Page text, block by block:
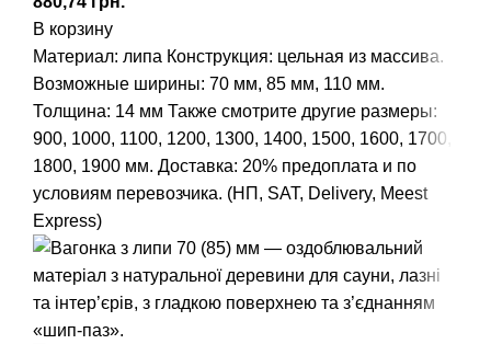
В корзину
Материал: липа Конструкция: цельная из массива.
Возможные ширины: 70 мм, 85 мм, 110 мм.
Толщина: 14 мм Также смотрите другие размеры:
900, 1000, 1100, 1200, 1300, 1400, 1500, 1600, 1700
1800, 1900 мм. Доставка: 20% предоплата и по
условиям перевозчика. (НП, SAT, Delivery, Meest
Express)